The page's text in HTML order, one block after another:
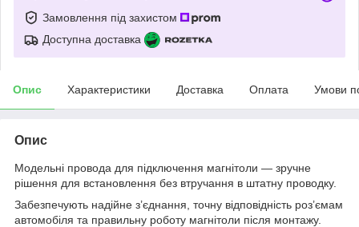
Замовлення під захистом
Доступна доставка
Опис Характеристики Доставка Оплата Умови
Опис
Модельні провода для підключення магнітоли — зручне
рішення для встановлення без втручання в штатну проводку.
Забезпечують надійне з’єднання, точну відповідність роз’ємам
автомобіля та правильну роботу магнітоли після монтажу.